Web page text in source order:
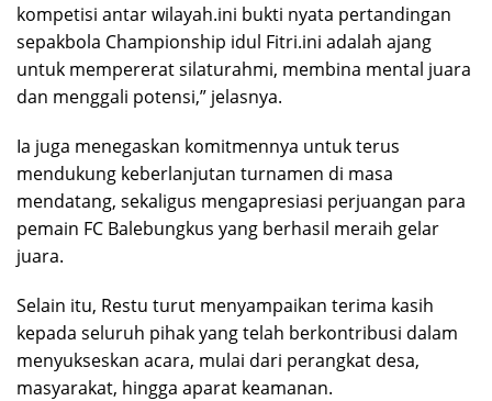
kompetisi antar wilayah.ini bukti nyata pertandingan
sepakbola Championship idul Fitri.ini adalah ajang
untuk mempererat silaturahmi, membina mental juara
dan menggali potensi,” jelasnya.
Ia juga menegaskan komitmennya untuk terus
mendukung keberlanjutan turnamen di masa
mendatang, sekaligus mengapresiasi perjuangan para
pemain FC Balebungkus yang berhasil meraih gelar
juara.
Selain itu, Restu turut menyampaikan terima kasih
kepada seluruh pihak yang telah berkontribusi dalam
menyukseskan acara, mulai dari perangkat desa,
masyarakat, hingga aparat keamanan.